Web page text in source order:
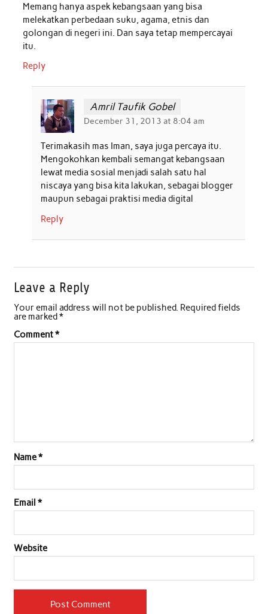
k
p
n
Memang hanya aspek kebangsaan yang bisa
melekatkan perbedaan suku, agama, etnis dan
golongan di negeri ini. Dan saya tetap mempercayai
itu.
Reply
Amril Taufik Gobel
December 31, 2013 at 8:04 am
Terimakasih mas Iman, saya juga percaya itu.
Mengokohkan kembali semangat kebangsaan
lewat media sosial menjadi salah satu hal
niscaya yang bisa kita lakukan, sebagai blogger
maupun sebagai praktisi media digital
Reply
Leave a Reply
Your email address will not be published. Required fields
are marked*
Comment*
Name*
Email *
Website